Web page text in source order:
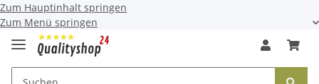
Zum Hauptinhalt springen
Zum Menü springen